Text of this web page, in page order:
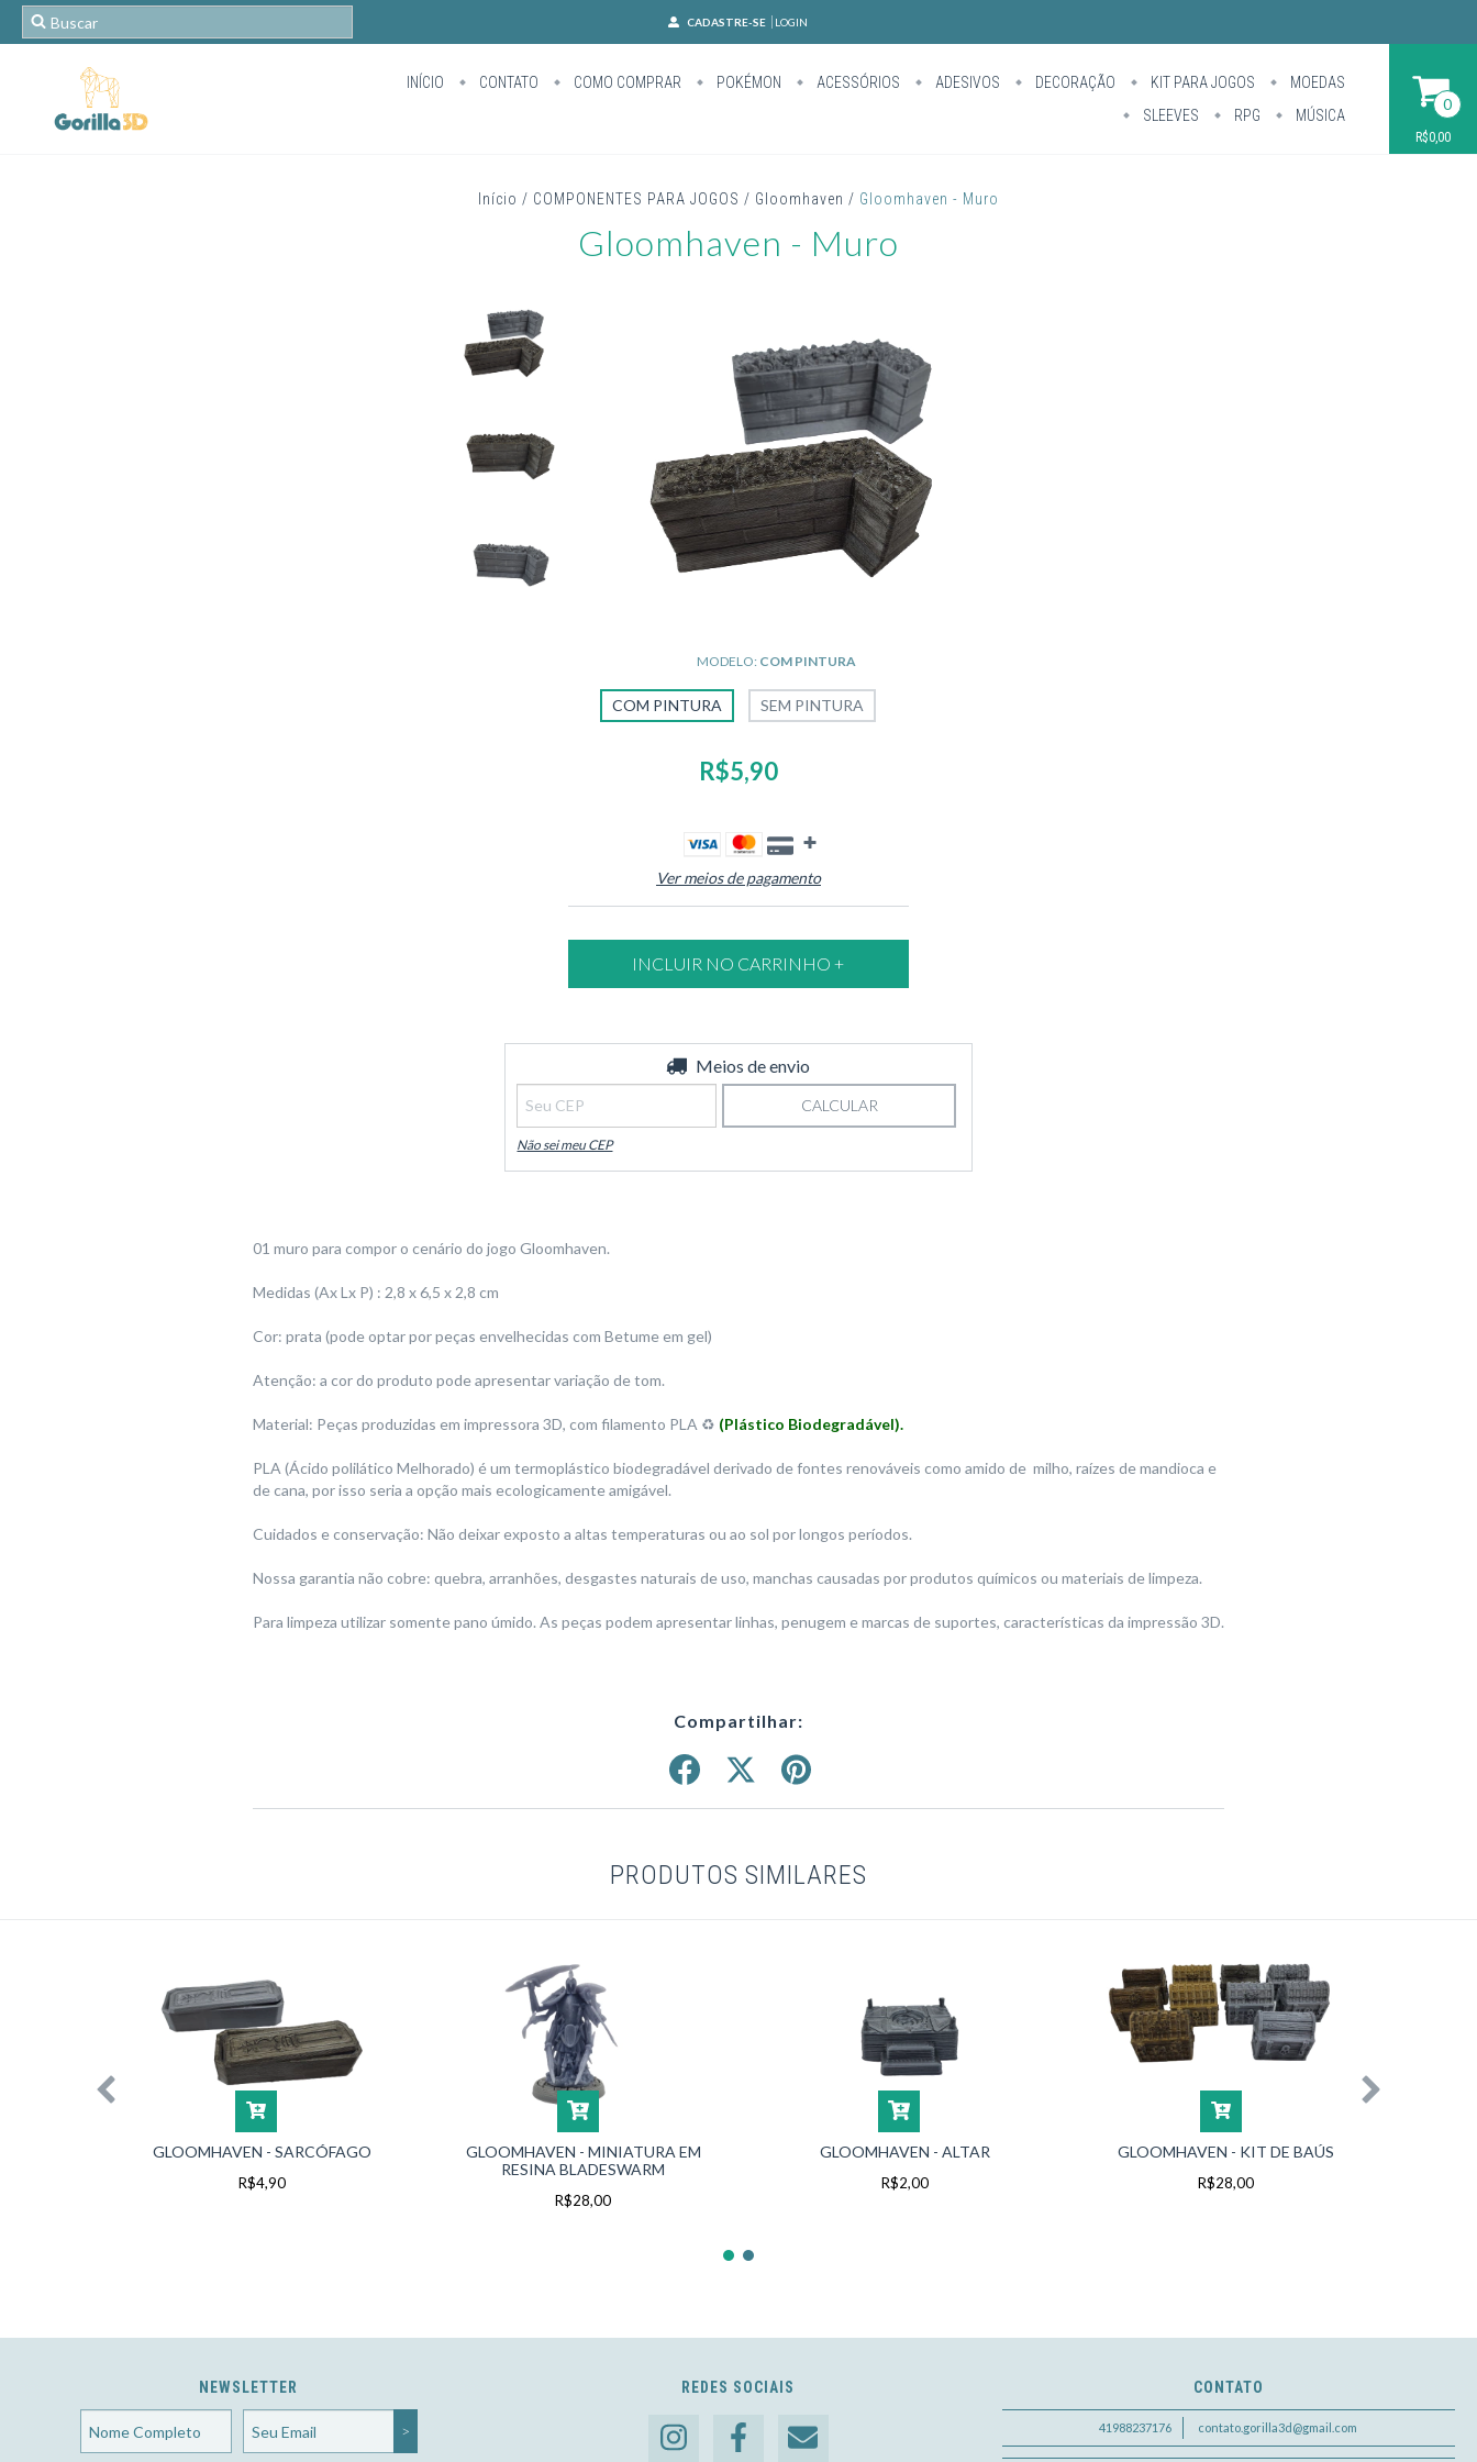
CADASTRE-SE LOGIN
INÍCIO CONTATO COMO COMPRAR POKÉMON ACESSÓRIOS ADESIVOS DECORAÇÃO KIT PARA JOGOS
MOEDAS
SLEEVES
RPG MÚSICA
0
R$0,00
Início / COMPONENTES PARA JOGOS / Gloomhaven / Gloomhaven - Muro
Gloomhaven - Muro
MODELO: COM PINTURA
COM PINTURA SEM PINTURA
R$5,90
Ver meios de pagamento
Meios de envio
CALCULAR
Não sei meu CEP
01 muro para compor o cenário do jogo Gloomhaven.
Medidas (Ax Lx P) : 2,8 x 6,5 x 2,8 cm
Cor: prata (pode optar por peças envelhecidas com Betume em gel)
Atenção: a cor do produto pode apresentar variação de tom.
Material: Peças produzidas em impressora 3D, com filamento PLA ♻️ (Plástico Biodegradável).
PLA (Ácido polilático Melhorado) é um termoplástico biodegradável derivado de fontes renováveis como amido de milho, raízes de mandioca e
de cana, por isso seria a opção mais ecologicamente amigável.
Cuidados e conservação: Não deixar exposto a altas temperaturas ou ao sol por longos períodos.
Nossa garantia não cobre: quebra, arranhões, desgastes naturais de uso, manchas causadas por produtos químicos ou materiais de limpeza.
Para limpeza utilizar somente pano úmido. As peças podem apresentar linhas, penugem e marcas de suportes, características da impressão 3D.
Compartilhar:
PRODUTOS SIMILARES
GLOOMHAVEN - SARCÓFAGO
R$4,90
GLOOMHAVEN - MINIATURA EM
RESINA BLADESWARM
R$28,00
GLOOMHAVEN - ALTAR
R$2,00
GLOOMHAVEN - KIT DE BAÚS
R$28,00
NEWSLETTER REDES SOCIAIS CONTATO
41988237176 contato.gorilla3d@gmail.com